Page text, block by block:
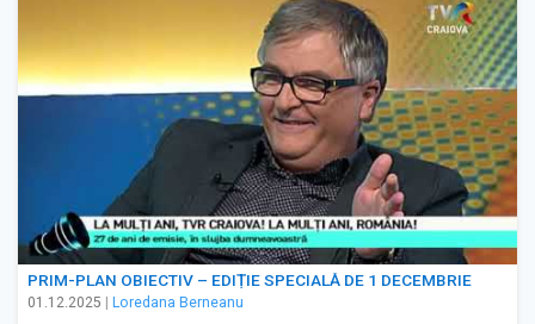
PRIM-PLAN OBIECTIV – EDIȚIE SPECIALĂ DE 1 DECEMBRIE
01.12.2025 Loredana Berneanu